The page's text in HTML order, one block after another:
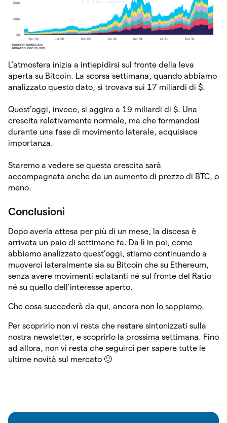
L’atmosfera inizia a intiepidirsi sul fronte della leva
aperta su Bitcoin. La scorsa settimana, quando abbiamo
analizzato questo dato, si trovava sui 17 miliardi di $.
Quest’oggi, invece, si aggira a 19 miliardi di $. Una
crescita relativamente normale, ma che formandosi
durante una fase di movimento laterale, acquisisce
importanza.
Staremo a vedere se questa crescita sarà
accompagnata anche da un aumento di prezzo di BTC, o
meno.
Conclusioni
Dopo averla attesa per più di un mese, la discesa è
arrivata un paio di settimane fa. Da lì in poi, come
abbiamo analizzato quest’oggi, stiamo continuando a
muoverci lateralmente sia su Bitcoin che su Ethereum,
senza avere movimenti eclatanti né sul fronte del Ratio
né su quello dell’interesse aperto.
Che cosa succederà da qui, ancora non lo sappiamo.
Per scoprirlo non vi resta che restare sintonizzati sulla
nostra newsletter, e scoprirlo la prossima settimana. Fino
ad allora, non vi resta che seguirci per sapere tutte le
ultime novità sul mercato 🙂